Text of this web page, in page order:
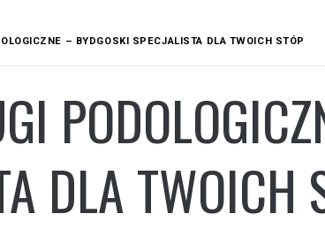
– BYDGOSKI SPECJALISTA DLA TWOICH STÓP
DLA TWOICH